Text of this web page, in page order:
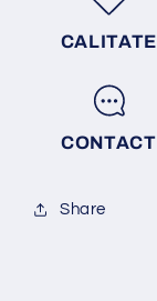
CALITATE
CONTACT
Share